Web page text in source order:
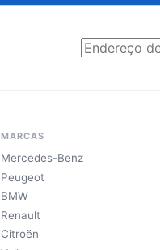
MARCAS
Mercedes-Benz
Peugeot
BMW
Renault
Citroën